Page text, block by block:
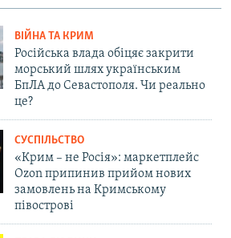
ВІЙНА ТА КРИМ
Російська влада обіцяє закрити
морський шлях українським
БпЛА до Севастополя. Чи реально
це?
СУСПІЛЬСТВО
«Крим – не Росія»: маркетплейс
Ozon припинив прийом нових
замовлень на Кримському
півострові